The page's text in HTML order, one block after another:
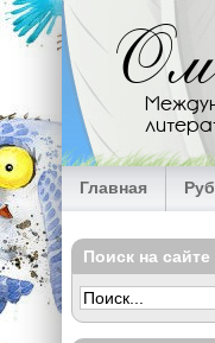
Перейти к основному
Главная
Поиск на сайте